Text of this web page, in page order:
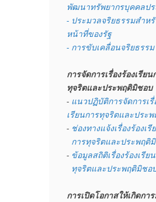
พัฒนาทรัพยากรบุคคลปร
- ประมวลจริยธรรมสำหรั
หน้าที่ของรัฐ
- การขับเคลื่อนจริยธรรม
การจัดการเรื่องร้องเรียน
ทุจริตและประพฤติมิชอบ
- แนวปฏิบัติการจัดการเรื่
เรียนการทุจริตและประ
- ช่องทางแจ้งเรื่องร้องเรี
การทุจริตและประพฤติ
- ข้อมูลสถิติเรื่องร้องเรีย
ทุจริตและประพฤติมิชอ
การเปิดโอกาสให้เกิดกา